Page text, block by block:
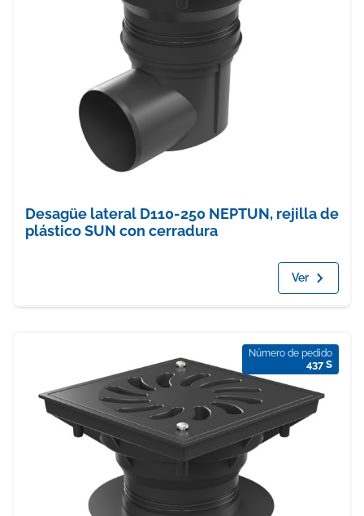
Desagüe lateral D110-250 NEPTUN, rejilla de
plástico SUN con cerradura
Ver
Número de pedido
437 S